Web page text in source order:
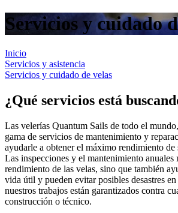
Servicios y cuidado
Inicio
Servicios y asistencia
Servicios y cuidado de velas
¿Qué servicios está
Las velerías Quantum Sails de todo el
gama de servicios de mantenimiento y
ayudarle a obtener el máximo rendimiento de
Las inspecciones y el mantenimiento anuales
rendimiento de las velas, sino que también
vida útil y pueden evitar posibles desastres
nuestros trabajos están garantizados contra
construcción o técnico.